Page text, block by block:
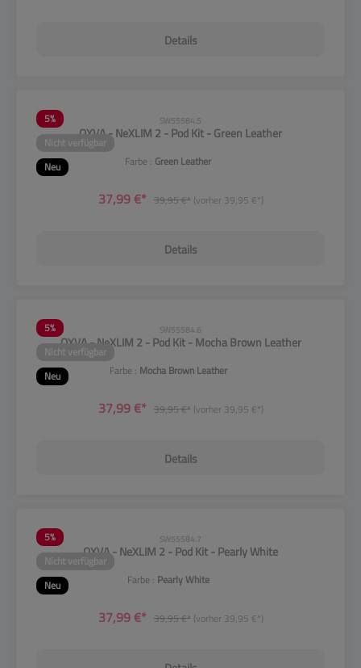
Details
5%
Nicht verfügbar
Neu
SW55584.5
OXVA - NeXLIM 2 - Pod Kit - Green Leather
Farbe : Green Leather
37,99 €* 39,95 €* (vorher 39,95 €*)
Details
5%
Nicht verfügbar
Neu
SW55584.6
OXVA - NeXLIM 2 - Pod Kit - Mocha Brown Leather
Farbe : Mocha Brown Leather
37,99 €* 39,95 €* (vorher 39,95 €*)
Details
5%
Nicht verfügbar
Neu
SW55584.7
OXVA - NeXLIM 2 - Pod Kit - Pearly White
Farbe : Pearly White
37,99 €* 39,95 €* (vorher 39,95 €*)